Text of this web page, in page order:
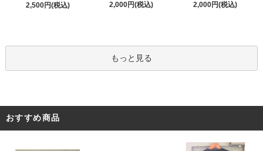
2,500円(税込)
2,000円(税込)
2,000円(税込)
もっと見る
おすすめ商品